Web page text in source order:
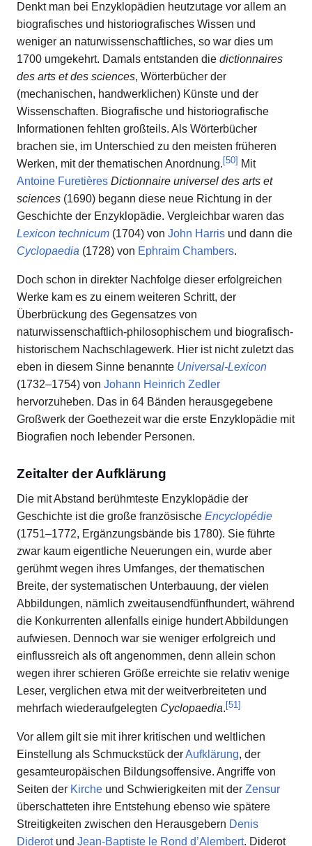
Denkt man bei Enzyklopädien heutzutage vor allem an
biografisches und historiografisches Wissen und
weniger an naturwissenschaftliches, so war dies um
1700 umgekehrt. Damals entstanden die dictionnaires
des arts et des sciences, Wörterbücher der
(mechanischen, handwerklichen) Künste und der
Wissenschaften. Biografische und historiografische
Informationen fehlten großteils. Als Wörterbücher
brachen sie, im Unterschied zu den meisten früheren
Werken, mit der thematischen Anordnung. [50] Mit
Antoine Furetières Dictionnaire universel des arts et
sciences (1690) begann diese neue Richtung in der
Geschichte der Enzyklopädie. Vergleichbar waren das
Lexicon technicum (1704) von John Harris und dann die
Cyclopaedia (1728) von Ephraim Chambers.
Doch schon in direkter Nachfolge dieser erfolgreichen
Werke kam es zu einem weiteren Schritt, der
Überbrückung des Gegensatzes von
naturwissenschaftlich-philosophischem und biografisch-
historischem Nachschlagewerk. Hier ist nicht zuletzt das
eben in diesem Sinne benannte Universal-Lexicon
(1732–1754) von Johann Heinrich Zedler
hervorzuheben. Das in 64 Bänden herausgegebene
Großwerk der Goethezeit war die erste Enzyklopädie mit
Biografien noch lebender Personen.
Zeitalter der Aufklärung
Die mit Abstand berühmteste Enzyklopädie der
Geschichte ist die große französische Encyclopédie
(1751–1772, Ergänzungsbände bis 1780). Sie führte
zwar kaum eigentliche Neuerungen ein, wurde aber
gerühmt wegen ihres Umfanges, der thematischen
Breite, der systematischen Unterbauung, der vielen
Abbildungen, nämlich zweitausendfünfhundert, während
die Konkurrenten allenfalls einige hundert Abbildungen
aufwiesen. Dennoch war sie weniger erfolgreich und
einflussreich als oft angenommen, denn allein schon
wegen ihrer schieren Größe erreichte sie relativ wenige
Leser, verglichen etwa mit der weitverbreiteten und
mehrfach wiederaufgelegten Cyclopaedia.[51]
Vor allem gilt sie mit ihrer kritischen und weltlichen
Einstellung als Schmuckstück derAufklärung, der
gesamteuropäischen Bildungsoffensive. Angriffe von
Seiten der Kirche und Schwierigkeiten mit der Zensur
überschatteten ihre Entstehung ebenso wie spätere
Streitigkeiten zwischen den Herausgebern Denis
Diderotund Jean-Baptiste le Rond d’Alembert. Diderot